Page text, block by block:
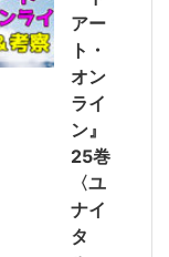
アー
ト・
オン
ライ
ン』
25巻
〈ユ
ナイ
タ